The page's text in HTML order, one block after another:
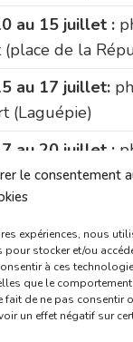
le consentement
expériences, nous
stocker et/ou
à ces
que le
fait de ne pas consentir
un effet négatif sur
au 15 juillet :
(place de la
au 17 juillet:
(Laguépie)
au 20 juillet :
(rue Marcellin-
Dumas (La
au 24 juillet :
(Laguépie)